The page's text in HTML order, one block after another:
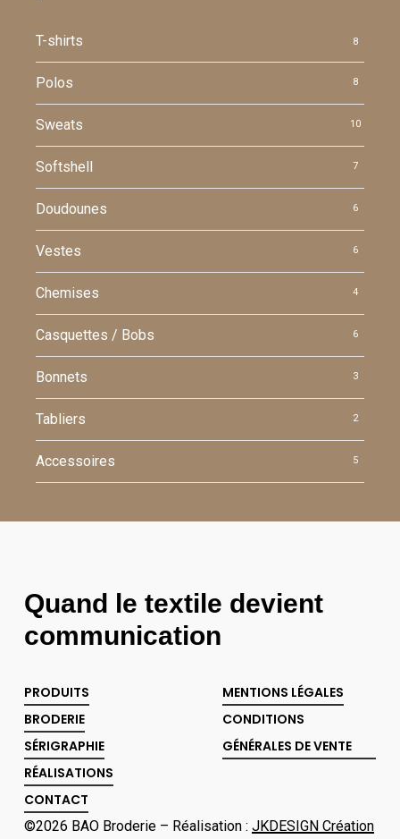
T-shirts 8
Polos 8
Sweats 10
Softshell 7
Doudounes 6
Vestes 6
Chemises 4
Casquettes / Bobs 6
Bonnets 3
Tabliers 2
Accessoires 5
Quand le textile devient
communication
PRODUITS
BRODERIE
SÉRIGRAPHIE
RÉALISATIONS
CONTACT
MENTIONS LÉGALES
CONDITIONS
GÉNÉRALES DE VENTE
©2026 BAO Broderie – Réalisation : JKDESIGN Création